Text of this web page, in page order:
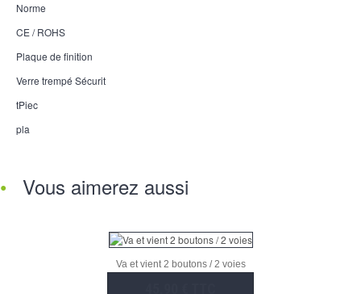
Norme
CE / ROHS
Plaque de finition
Verre trempé Sécurit
tPiec
pla
Vous aimerez aussi
Va et vient 2 boutons / 2 voies